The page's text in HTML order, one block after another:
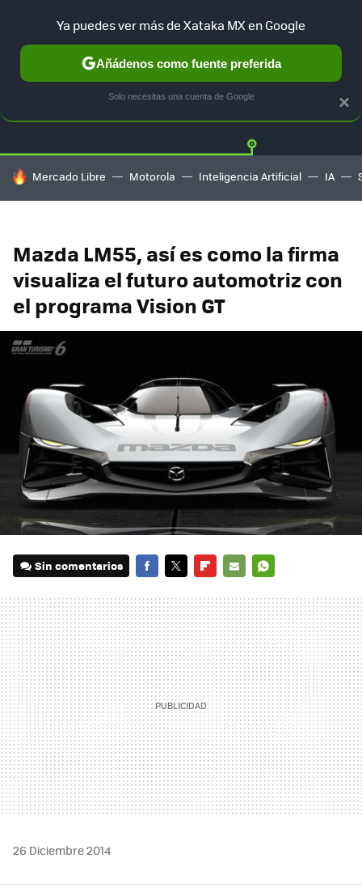
TESLA UBER AUTO ELECTRICO Twitter
HOY SE HABLA DE
Mercado Libre Motorola Inteligencia Artificial IA
Mazda LM55, así es como la firma
visualiza el futuro automotriz con
el programa Vision GT
Sin comentarios
MAIL
26 Diciembre 2014
×
Ya puedes ver más de Xataka MX en Google
Añádenos como fuente preferida
Solo necesitas una cuenta de Google